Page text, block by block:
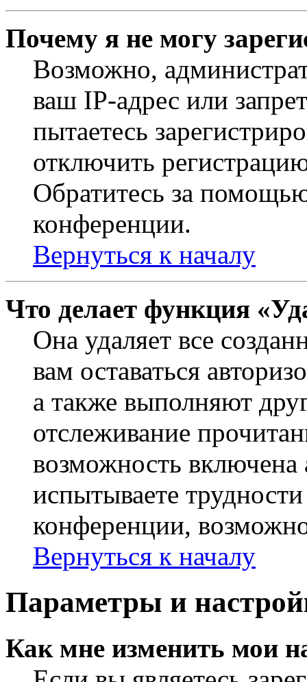
Почему я не могу
Возможно,
ваш IP-адрес или
пытаетесь
отключить
Обратитесь за
конференции.
Вернуться к началу
Что делает функция
Она удаляет все
вам оставаться
а также выполняют
отслеживание
возможность
испытываете
конференции,
Вернуться к началу
Параметры и
Как мне изменить мои